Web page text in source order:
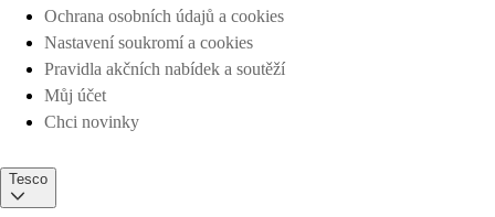
Ochrana osobních údajů a cookies
Nastavení soukromí a cookies
Pravidla akčních nabídek a soutěží
Můj účet
Chci novinky
Tesco